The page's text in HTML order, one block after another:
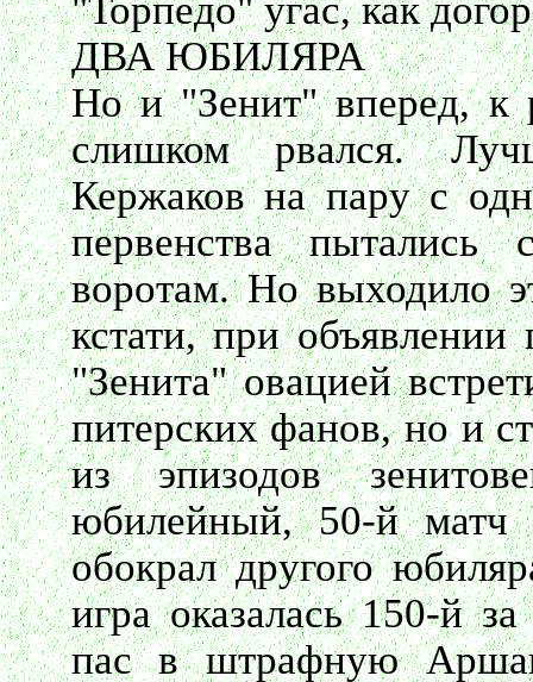
"Торпедо" угас, как
ДВА ЮБИЛЯРА
Но и "Зенит" вперед, к
слишком рвался.
Кержаков на пару с
первенства пытались
воротам. Но выходило
кстати, при объявлении
"Зенита" овацией
питерских фанов, но и
из эпизодов
юбилейный, 50-й матч
обокрал другого
игра оказалась 150-й
пас в штрафную